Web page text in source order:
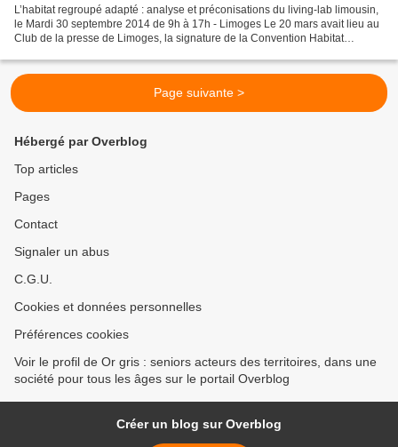
L’habitat regroupé adapté : analyse et préconisations du living-lab limousin,
le Mardi 30 septembre 2014 de 9h à 17h - Limoges Le 20 mars avait lieu au
Club de la presse de Limoges, la signature de la Convention Habitat
Page suivante >
Hébergé par Overblog
Top articles
Pages
Contact
Signaler un abus
C.G.U.
Cookies et données personnelles
Préférences cookies
Voir le profil de Or gris : seniors acteurs des territoires, dans une
société pour tous les âges sur le portail Overblog
Créer un blog sur Overblog